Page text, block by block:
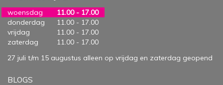
woensdag
11.00 - 17.00
donderdag
11.00 - 17.00
vrijdag
11.00 - 17.00
zaterdag
11.00 - 17.00
27 juli t/m 15 augustus alleen op vrijdag en zaterdag geopend
BLOGS